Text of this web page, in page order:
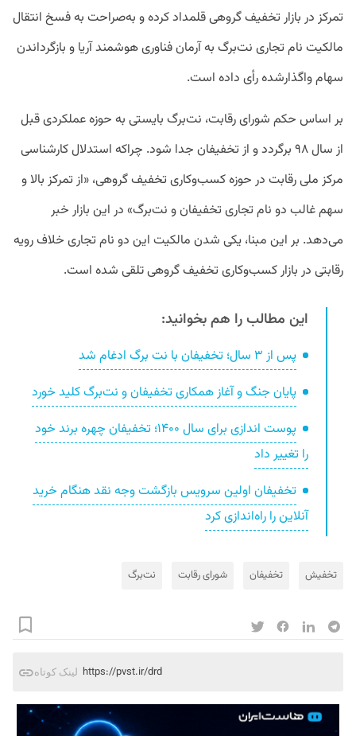
تمرکز در بازار تخفیف گروهی قلمداد کرده و به‌صراحت به فسخ انتقال
مالکیت نام تجاری نت‌برگ به آرمان فناوری هوشمند آریا و بازگرداندن
سهام واگذارشده رأی داده است.
بر اساس حکم شورای رقابت، نت‌برگ بایستی به حوزه عملکردی قبل
از سال ۹۸ برگردد و از تخفیفان جدا شود. چراکه استدلال کارشناسی
مرکز ملی رقابت در حوزه کسب‌وکاری تخفیف گروهی، «از تمرکز بالا و
سهم غالب دو نام تجاری تخفیفان و نت‌برگ» در این بازار خبر
می‌دهد. بر این مبنا، یکی شدن مالکیت این دو نام تجاری خلاف رویه
رقابتی در بازار کسب‌وکاری تخفیف گروهی تلقی شده است.
این مطالب را هم بخوانید:
پس از ۳ سال؛ تخفیفان با نت برگ ادغام شد
پایان جنگ و آغاز همکاری تخفیفان و نت‌برگ کلید خورد
پوست اندازی برای سال ۱۴۰۰؛ تخفیفان چهره برند خود
را تغییر داد
تخفیفان اولین سرویس بازگشت وجه نقد هنگام خرید
آنلاین را راه‌اندازی کرد
تخفیش تخفیفان شورای رقابت نت‌برگ
لینک کوتاه https://pvst.ir/drd